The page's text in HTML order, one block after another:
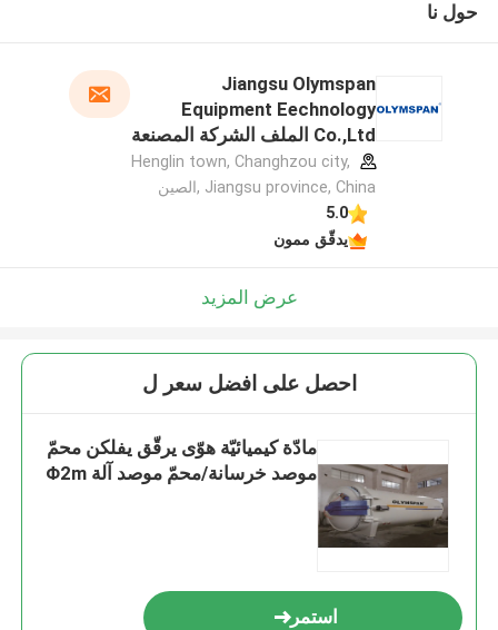
حول نا
Jiangsu Olymspan
Equipment Eechnology
Co.,Ltd الملف الشركة المصنعة
Henglin town, Changhzou city,
Jiangsu province, China ,الصين
5.0
يدقّق ممون
عرض المزيد
احصل على افضل سعر ل
مادّة كيميائيّة هوّى يرقّق يفلكن محمّ
موصد خرسانة/محمّ موصد آلة Φ2m
استمر